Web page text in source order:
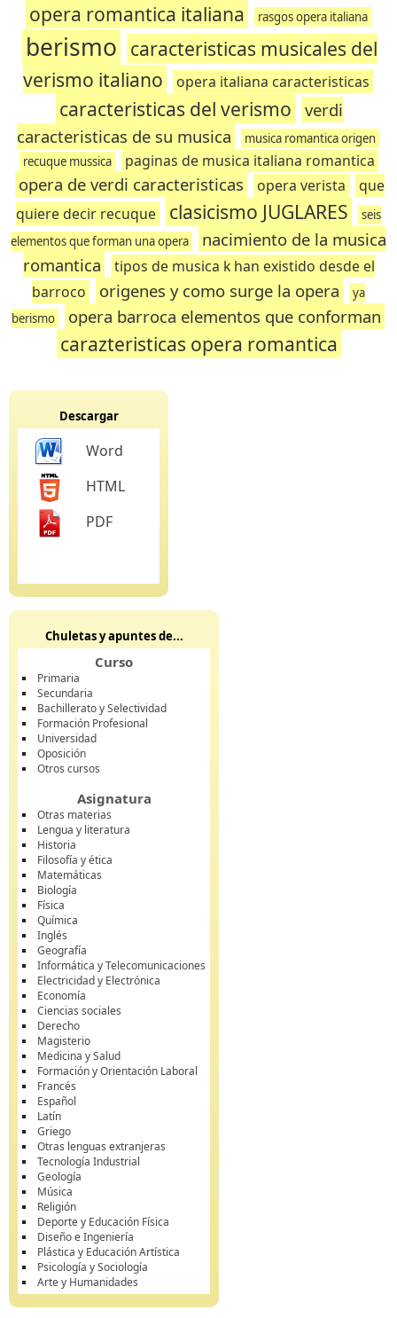
opera romantica italiana rasgos opera italiana
berismo caracteristicas musicales del
verismo italiano
opera italiana caracteristicas
caracteristicas del verismo
verdi
caracteristicas de su musica
musica romantica origen
recuque mussica
paginas de musica italiana romantica
opera de verdi caracteristicas opera verista
que
quiere decir recuque
clasicismo JUGLARES
seis
elementos que forman una opera
nacimiento de la musica
romantica
tipos de musica k han existido desde el
barroco
origenes y como surge la opera
ya
berismo
opera barroca elementos que conforman
carazteristicas opera romantica
Descargar
Word
HTML
PDF
Chuletas y apuntes de...
Curso
Primaria
Secundaria
Bachillerato y Selectividad
Formación Profesional
Universidad
Oposición
Otros cursos
Asignatura
Otras materias
Lengua y literatura
Historia
Filosofía y ética
Matemáticas
Biología
Física
Química
Inglés
Geografía
Informática y Telecomunicaciones
Electricidad y Electrónica
Economía
Ciencias sociales
Derecho
Magisterio
Medicina y Salud
Formación y Orientación Laboral
Francés
Español
Latín
Griego
Otras lenguas extranjeras
Tecnología Industrial
Geología
Música
Religión
Deporte y Educación Física
Diseño e Ingeniería
Plástica y Educación Artística
Psicología y Sociología
Arte y Humanidades